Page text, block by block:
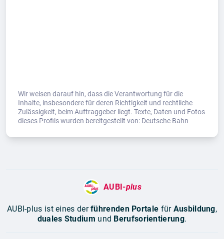
Wir weisen darauf hin, dass die Verantwortung für die
Inhalte, insbesondere für deren Richtigkeit und rechtliche
Zulässigkeit, beim Auftraggeber liegt. Texte, Daten und Fotos
dieses Profils wurden bereitgestellt von: Deutsche Bahn
AUBI-plus
AUBI-plus ist eines derführenden Portale für Ausbildung,
duales Studium und Berufsorientierung.